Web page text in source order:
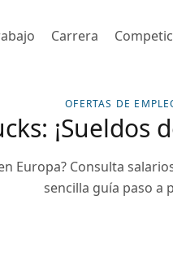
Carrera
OFERTAS DE
¡Sueldos
Europa? Consulta
sencilla guía paso a